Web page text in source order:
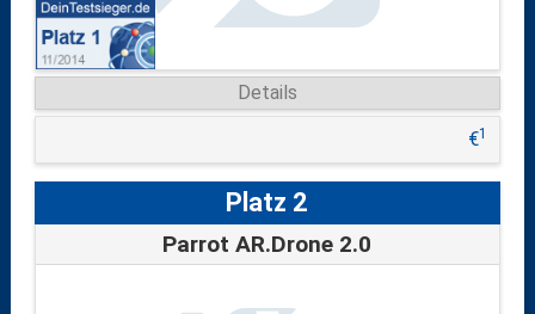
Details
€1
Platz 2
Parrot AR.Drone 2.0